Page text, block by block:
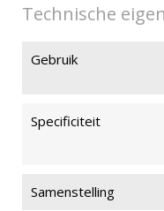
Technische
Gebruik
Specificiteit
Samenstelling